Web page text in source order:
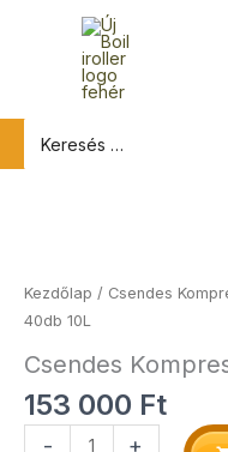
for:
Kezdőlap / Csendes
40db 10L
Csendes
153 000 Ft
-
37-
40db
mennyiség
+